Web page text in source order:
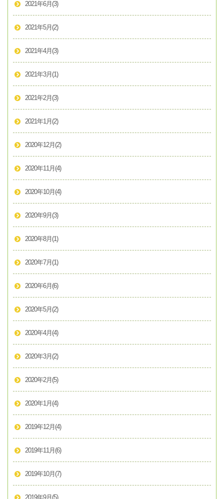
2021年6月 (3)
2021年5月 (2)
2021年4月 (3)
2021年3月 (1)
2021年2月 (3)
2021年1月 (2)
2020年12月 (2)
2020年11月 (4)
2020年10月 (4)
2020年9月 (3)
2020年8月 (1)
2020年7月 (1)
2020年6月 (6)
2020年5月 (2)
2020年4月 (4)
2020年3月 (2)
2020年2月 (5)
2020年1月 (4)
2019年12月 (4)
2019年11月 (6)
2019年10月 (7)